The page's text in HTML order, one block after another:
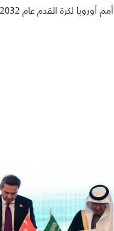
أمم أوروبا لكرة القدم عام 2032